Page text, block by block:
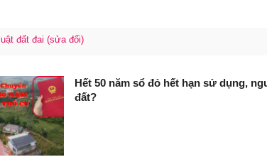
luật đất đai (sửa đổi)
Hết 50 năm sổ đỏ hết hạn sử dụng,
đất?